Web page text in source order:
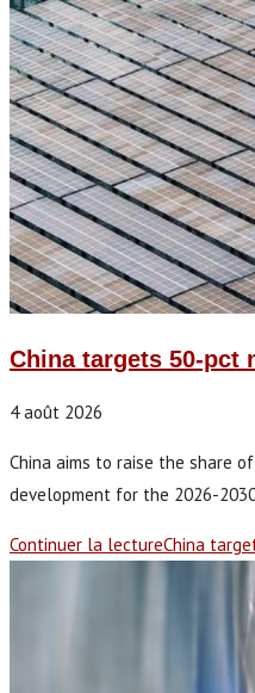
China targets 50-pct
4 août 2026
China aims to raise the share
development for the 2026-
Continuer la lectureChina